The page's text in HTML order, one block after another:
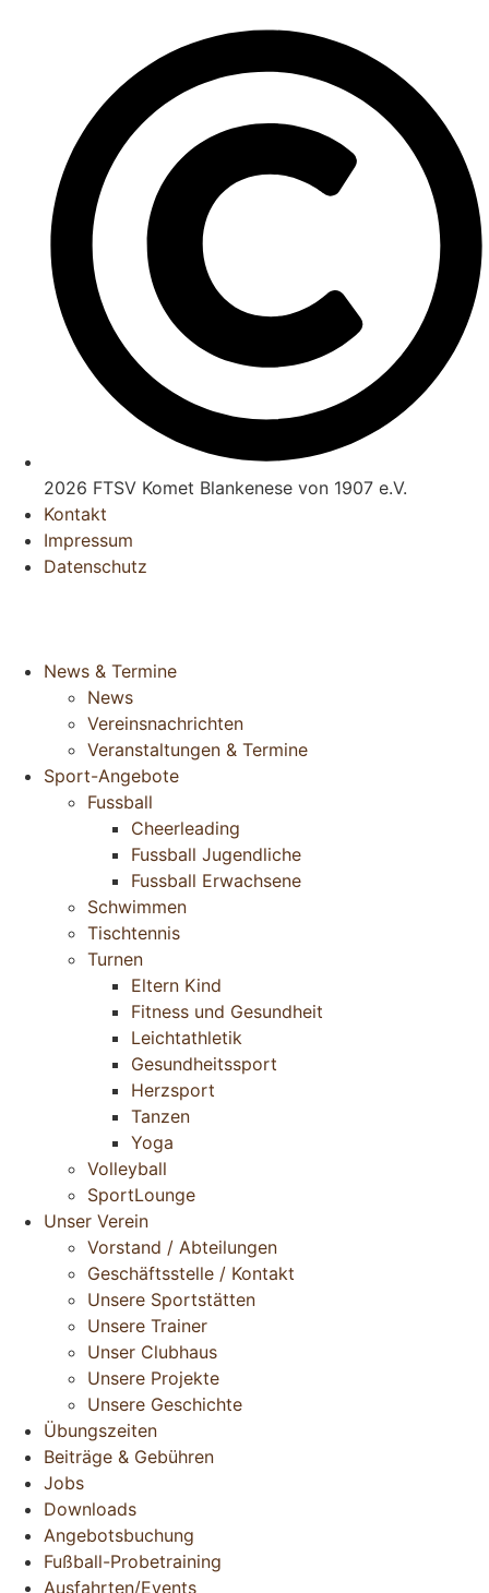
2026 FTSV Komet Blankenese von 1907 e.V.
Kontakt
Impressum
Datenschutz
News & Termine
News
Vereinsnachrichten
Veranstaltungen & Termine
Sport-Angebote
Fussball
Cheerleading
Fussball Jugendliche
Fussball Erwachsene
Schwimmen
Tischtennis
Turnen
Eltern Kind
Fitness und Gesundheit
Leichtathletik
Gesundheitssport
Herzsport
Tanzen
Yoga
Volleyball
SportLounge
Unser Verein
Vorstand / Abteilungen
Geschäftsstelle / Kontakt
Unsere Sportstätten
Unsere Trainer
Unser Clubhaus
Unsere Projekte
Unsere Geschichte
Übungszeiten
Beiträge & Gebühren
Jobs
Downloads
Angebotsbuchung
Fußball-Probetraining
Ausfahrten/Events